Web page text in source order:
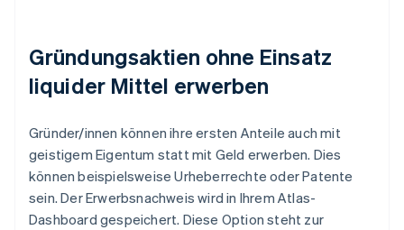
Gründungsaktien ohne Einsatz
liquider Mittel erwerben
Gründer/innen können ihre ersten Anteile auch mit
geistigem Eigentum statt mit Geld erwerben. Dies
können beispielsweise Urheberrechte oder Patente
sein. Der Erwerbsnachweis wird in Ihrem Atlas-
Dashboard gespeichert. Diese Option steht zur